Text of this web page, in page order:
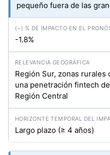
pequeño fuera de las
-1.8%
Región Sur, zonas rurales
una penetración fintech
Región Central
Largo plazo (≥ 4 años)